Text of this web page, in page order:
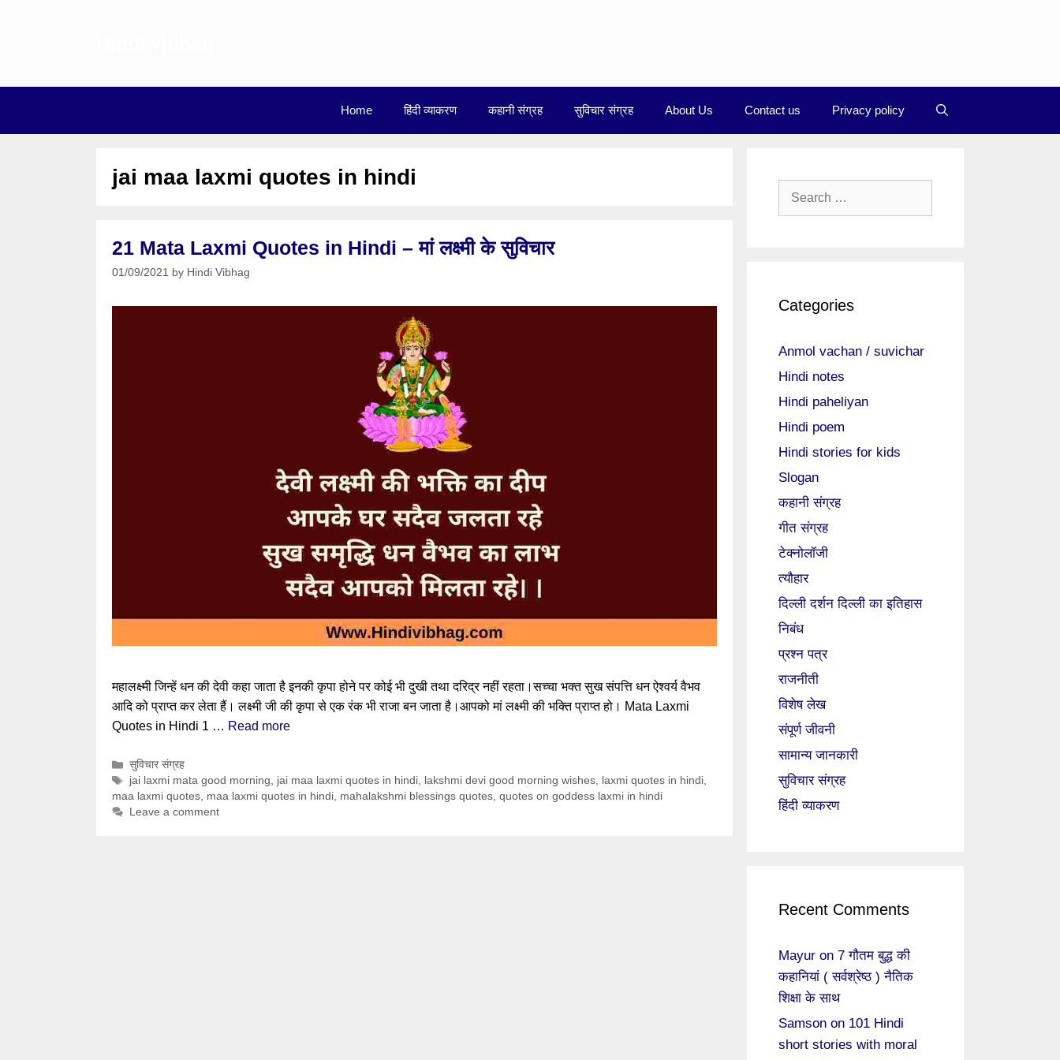
Home हिंदी व्याकरण कहानी संग्रह सुविचार संग्रह About Us Contact us Privacy policy
jai maa laxmi quotes in hindi
21 Mata Laxmi Quotes in Hindi – मां लक्ष्मी के सुविचार
01/09/2021 by Hindi Vibhag
महालक्ष्मी जिन्हें धन की देवी कहा जाता है इनकी कृपा होने पर कोई भी दुखी तथा दरिद्र नहीं रहता।सच्चा भक्त सुख संपत्ति धन ऐश्वर्य वैभव
आदि को प्राप्त कर लेता हैं। लक्ष्मी जी की कृपा से एक रंक भी राजा बन जाता है।आपको मां लक्ष्मी की भक्ति प्राप्त हो। Mata Laxmi
Quotes in Hindi 1 … Read more
Categories
सुविचार संग्रह
Tags
jai laxmi mata good morning, jai maa laxmi quotes in hindi, lakshmi devi good morning wishes, laxmi quotes in hindi,
maa laxmi quotes, maa laxmi quotes in hindi, mahalakshmi blessings quotes, quotes on goddess laxmi in hindi
Leave a comment
Search
Categories
Anmol vachan / suvichar
Hindi notes
Hindi paheliyan
Hindi poem
Hindi stories for kids
Slogan
कहानी संग्रह
गीत संग्रह
टेक्नोलॉजी
त्यौहार
दिल्ली दर्शन दिल्ली का इतिहास
निबंध
प्रश्न पत्र
राजनीती
विशेष लेख
संपूर्ण जीवनी
सामान्य जानकारी
सुविचार संग्रह
हिंदी व्याकरण
Recent Comments
Mayur on 7 गौतम बुद्ध की
कहानियां ( सर्वश्रेष्ठ ) नैतिक
शिक्षा के साथ
Samson on 101 Hindi
short stories with moral